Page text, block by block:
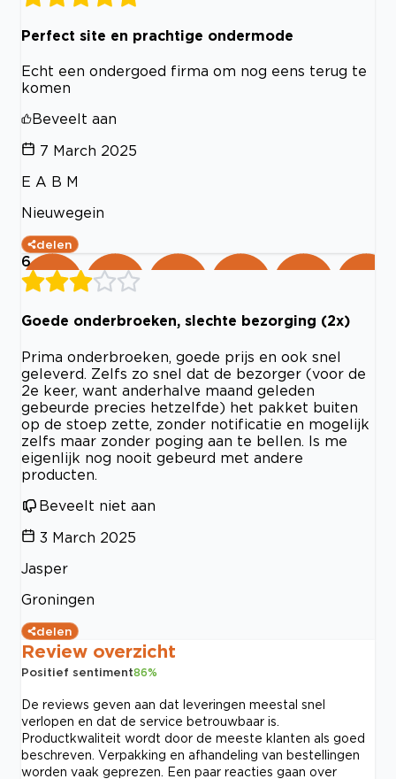
Perfect site en prachtige ondermode
Echt een ondergoed firma om nog eens terug te
komen
Beveelt aan
7 March 2025
E A B M
Nieuwegein
delen
6
Goede onderbroeken, slechte bezorging (2x)
Prima onderbroeken, goede prijs en ook snel
geleverd. Zelfs zo snel dat de bezorger (voor de
2e keer, want anderhalve maand geleden
gebeurde precies hetzelfde) het pakket buiten
op de stoep zette, zonder notificatie en mogelijk
zelfs maar zonder poging aan te bellen. Is me
eigenlijk nog nooit gebeurd met andere
producten.
Beveelt niet aan
3 March 2025
Jasper
Groningen
delen
Review overzicht
Positief sentiment86%
De reviews geven aan dat leveringen meestal snel
verlopen en dat de service betrouwbaar is.
Productkwaliteit wordt door de meeste klanten als goed
beschreven. Verpakking en afhandeling van bestellingen
worden vaak geprezen. Een paar reacties gaan over